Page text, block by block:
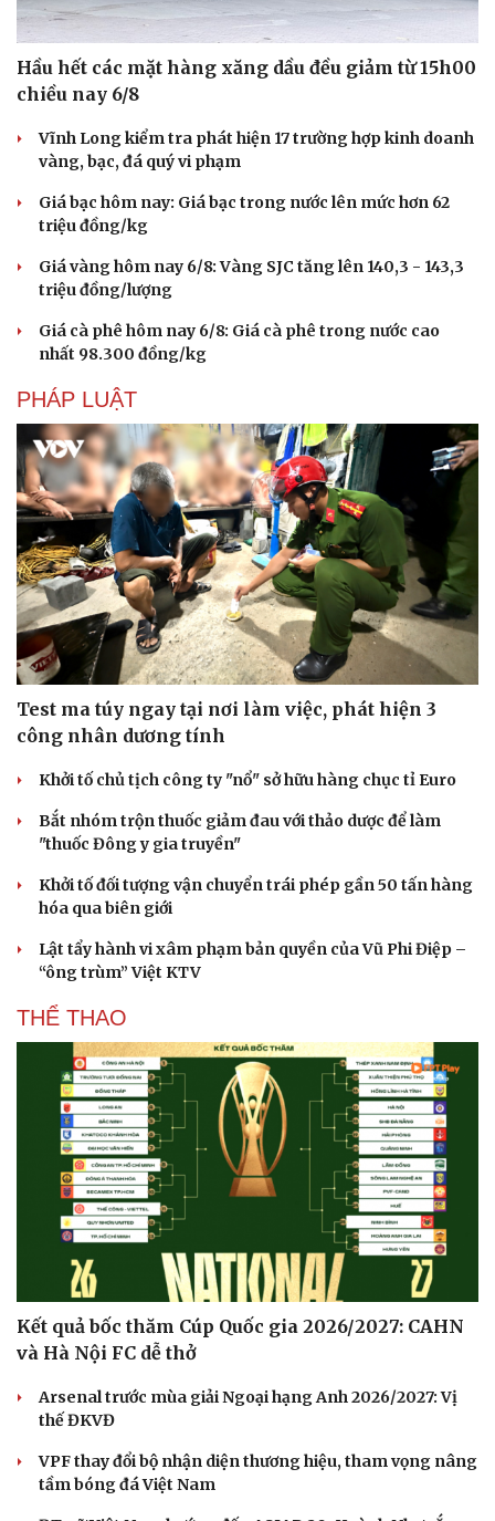
Sân khấu - Điện ảnh
Văn học
Di sản
Nghệ sĩ
Hầu hết các mặt hàng xăng dầu đều giảm từ 15h00
chiều nay 6/8
Vĩnh Long kiểm tra phát hiện 17 trường hợp kinh doanh
vàng, bạc, đá quý vi phạm
Giá bạc hôm nay: Giá bạc trong nước lên mức hơn 62
triệu đồng/kg
Giá vàng hôm nay 6/8: Vàng SJC tăng lên 140,3 - 143,3
triệu đồng/lượng
Giá cà phê hôm nay 6/8: Giá cà phê trong nước cao
nhất 98.300 đồng/kg
PHÁP LUẬT
Test ma túy ngay tại nơi làm việc, phát hiện 3
công nhân dương tính
Khởi tố chủ tịch công ty "nổ" sở hữu hàng chục tỉ Euro
Bắt nhóm trộn thuốc giảm đau với thảo dược để làm
"thuốc Đông y gia truyền"
Khởi tố đối tượng vận chuyển trái phép gần 50 tấn hàng
hóa qua biên giới
Lật tẩy hành vi xâm phạm bản quyền của Vũ Phi Điệp –
“ông trùm” Việt KTV
THỂ THAO
Kết quả bốc thăm Cúp Quốc gia 2026/2027: CAHN
và Hà Nội FC dễ thở
Arsenal trước mùa giải Ngoại hạng Anh 2026/2027: Vị
thế ĐKVĐ
VPF thay đổi bộ nhận diện thương hiệu, tham vọng nâng
tầm bóng đá Việt Nam